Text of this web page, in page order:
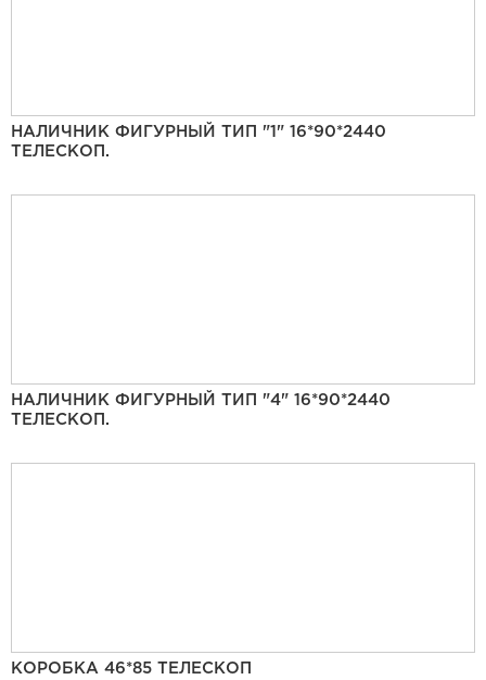
НАЛИЧНИК ФИГУРНЫЙ ТИП "1" 16*90*2440
ТЕЛЕСКОП.
НАЛИЧНИК ФИГУРНЫЙ ТИП "4" 16*90*2440
ТЕЛЕСКОП.
КОРОБКА 46*85 ТЕЛЕСКОП